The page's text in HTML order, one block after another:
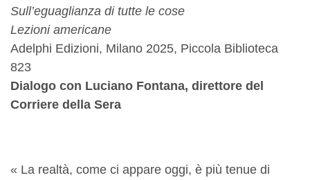
Sull’eguaglianza di tutte le cose
Lezioni americane
Adelphi Edizioni, Milano 2025, Piccola Biblioteca
823
Dialogo con Luciano Fontana, direttore del
Corriere della Sera
« La realtà, come ci appare oggi, è più tenue di